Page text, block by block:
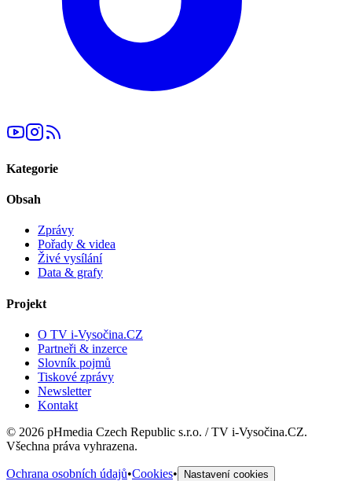
Kategorie
Obsah
Zprávy
Pořady & videa
Živé vysílání
Data & grafy
Projekt
O TV i-Vysočina.CZ
Partneři & inzerce
Slovník pojmů
Tiskové zprávy
Newsletter
Kontakt
© 2026 pHmedia Czech Republic s.r.o. / TV i-Vysočina.CZ.
Všechna práva vyhrazena.
Ochrana osobních údajů•Cookies• Nastavení cookies